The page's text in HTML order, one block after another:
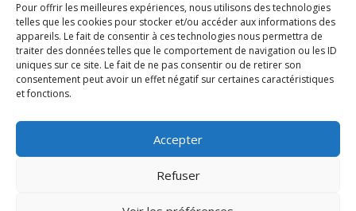
Pour offrir les meilleures expériences, nous utilisons des technologies
telles que les cookies pour stocker et/ou accéder aux informations des
appareils. Le fait de consentir à ces technologies nous permettra de
traiter des données telles que le comportement de navigation ou les ID
uniques sur ce site. Le fait de ne pas consentir ou de retirer son
consentement peut avoir un effet négatif sur certaines caractéristiques
et fonctions.
Accepter
Refuser
Duchamp Généaservices – Tous droits réservés